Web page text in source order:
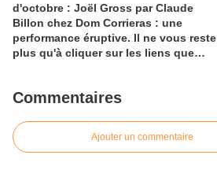
d'octobre : Joël Gross par Claude
Billon chez Dom Corrieras : une
performance éruptive. Il ne vous reste
plus qu'à cliquer sur les liens que
Commentaires
Ajouter un commentaire